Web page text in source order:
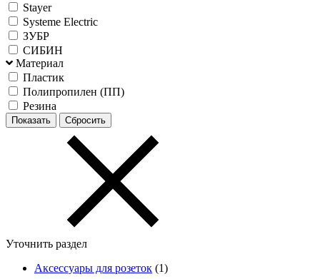
Stayer
Systeme Electric
ЗУБР
СИБИН
Материал
Пластик
Полипропилен (ПП)
Резина
Уточнить раздел
Аксессуары для розеток (1)